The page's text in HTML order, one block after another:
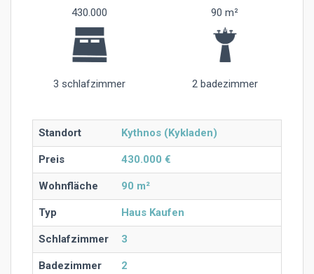
430.000 90 m²
3 schlafzimmer 2 badezimmer
Standort Kythnos (Kykladen)
Preis 430.000 €
Wohnfläche 90 m²
Typ Haus Kaufen
Schlafzimmer 3
Badezimmer 2